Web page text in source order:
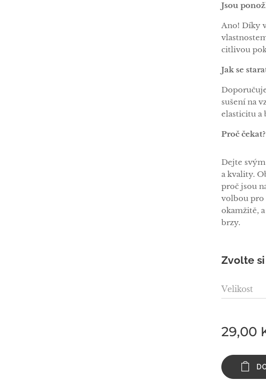
Jsou
Ano! Díky
citlivou
Jak se
sušení na
elasticitu a
Proč čekat?
Dejte
a kvality.
proč jsou
volbou pro
okamžitě,
brzy.
Zvolte
Velikost
29,00